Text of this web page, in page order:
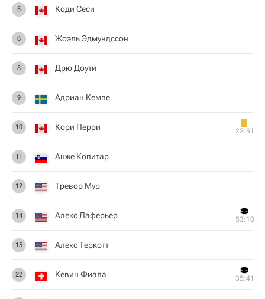
5 Коди Сеси
6 Жоэль Эдмундссон
8 Дрю Доути
9 Адриан Кемпе
10 Кори Перри 22:51
11 Анже Копитар
12 Тревор Мур
14 Алекс Лаферьер 53:10
15 Алекс Теркотт
22 Кевин Фиала 35:41